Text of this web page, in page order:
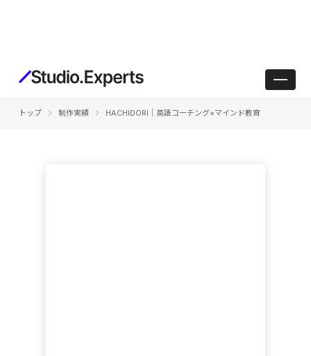
トップ keyboard_arrow_right 制作実績 keyboard_arrow_right HACHIDORI｜英語コーチング×マインド教育